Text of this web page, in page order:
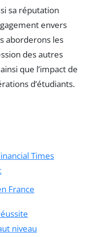
sa réputation
envers
aborderons les
des autres
que l’impact de
d’étudiants.
Times
France
niveau